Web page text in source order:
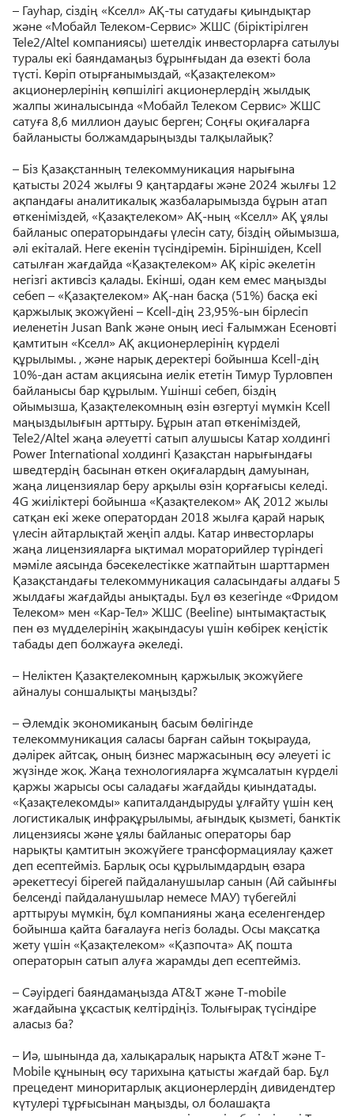
– Гауһар, сіздің «Кселл» АҚ-ты сатудағы қиындықтар
және «Мобайл Телеком-Сервис» ЖШС (біріктірілген
Tele2/Altel компаниясы) шетелдік инвесторларға сатылуы
туралы екі баяндамаңыз бұрынғыдан да өзекті бола
түсті. Көріп отырғанымыздай, «Қазақтелеком»
акционерлерінің көпшілігі акционерлердің жылдық
жалпы жиналысында «Мобайл Телеком Сервис» ЖШС
сатуға 8,6 миллион дауыс берген; Соңғы оқиғаларға
байланысты болжамдарыңызды талқылайық?
– Біз Қазақстанның телекоммуникация нарығына
қатысты 2024 жылғы 9 қаңтардағы және 2024 жылғы 12
ақпандағы аналитикалық жазбаларымызда бұрын атап
өткеніміздей, «Қазақтелеком» АҚ-ның «Кселл» АҚ ұялы
байланыс операторындағы үлесін сату, біздің ойымызша,
әлі екіталай. Неге екенін түсіндіремін. Біріншіден, Kcell
сатылған жағдайда «Қазақтелеком» АҚ кіріс әкелетін
негізгі активсіз қалады. Екінші, одан кем емес маңызды
себеп – «Қазақтелеком» АҚ-нан басқа (51%) басқа екі
қаржылық экожүйені – Kcell-дің 23,95%-ын бірлесіп
иеленетін Jusan Bank және оның иесі Ғалымжан Есеновті
қамтитын «Кселл» АҚ акционерлерінің күрделі
құрылымы. , және нарық деректері бойынша Kcell-дің
10%-дан астам акциясына иелік ететін Тимур Турловпен
байланысы бар құрылым. Үшінші себеп, біздің
ойымызша, Қазақтелекомның өзін өзгертуі мүмкін Kcell
маңыздылығын арттыру. Бұрын атап өткеніміздей,
Tele2/Altel жаңа әлеуетті сатып алушысы Катар холдингі
Power International холдингі Қазақстан нарығындағы
шведтердің басынан өткен оқиғалардың дамуынан,
жаңа лицензиялар беру арқылы өзін қорғағысы келеді.
4G жиіліктері бойынша «Қазақтелеком» АҚ 2012 жылы
сатқан екі жеке оператордан 2018 жылға қарай нарық
үлесін айтарлықтай жеңіп алды. Катар инвесторлары
жаңа лицензияларға ықтимал мораторийлер түріндегі
мәміле аясында бәсекелестікке жатпайтын шарттармен
Қазақстандағы телекоммуникация саласындағы алдағы 5
жылдағы жағдайды анықтады. Бұл өз кезегінде «Фридом
Телеком» мен «Кар-Тел» ЖШС (Beeline) ынтымақтастық
пен өз мүдделерінің жақындасуы үшін көбірек кеңістік
табады деп болжауға әкеледі.
– Неліктен Қазақтелекомның қаржылық экожүйеге
айналуы соншалықты маңызды?
– Әлемдік экономиканың басым бөлігінде
телекоммуникация саласы барған сайын тоқырауда,
дәлірек айтсақ, оның бизнес маржасының өсу әлеуеті іс
жүзінде жоқ. Жаңа технологияларға жұмсалатын күрделі
қаржы жарысы осы саладағы жағдайды қиындатады.
«Қазақтелекомды» капиталдандыруды ұлғайту үшін кең
логистикалық инфрақұрылымы, ағындық қызметі, банктік
лицензиясы және ұялы байланыс операторы бар
нарықты қамтитын экожүйеге трансформациялау қажет
деп есептейміз. Барлық осы құрылымдардың өзара
әрекеттесуі бірегей пайдаланушылар санын (Ай сайынғы
белсенді пайдаланушылар немесе МАУ) түбегейлі
арттыруы мүмкін, бұл компанияны жаңа еселенгендер
бойынша қайта бағалауға негіз болады. Осы мақсатқа
жету үшін «Қазақтелеком» «Қазпочта» АҚ пошта
операторын сатып алуға жарамды деп есептейміз.
– Сәуірдегі баяндамаңызда AT&T және T-mobile
жағдайына ұқсастық келтірдіңіз. Толығырақ түсіндіре
аласыз ба?
– Иә, шынында да, халықаралық нарықта AT&T және T-
Mobile құнының өсу тарихына қатысты жағдай бар. Бұл
прецедент миноритарлық акционерлердің дивидендтер
күтулері тұрғысынан маңызды, ол болашақта